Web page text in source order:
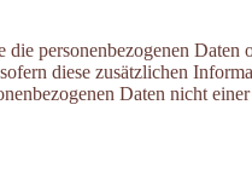
personenbezogenen
diese zusätzlichen
Daten nicht